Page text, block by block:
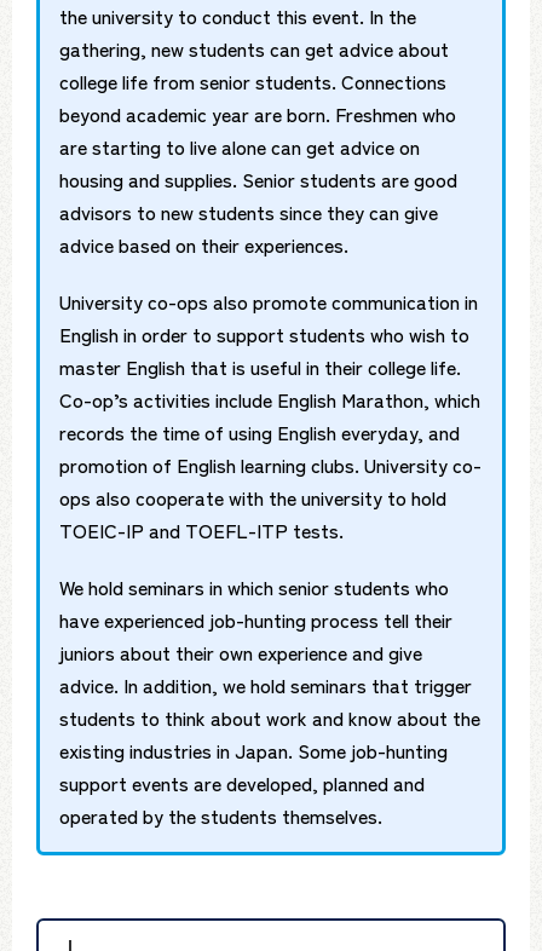
the university to conduct this event. In the
gathering, new students can get advice about
college life from senior students. Connections
beyond academic year are born. Freshmen who
are starting to live alone can get advice on
housing and supplies. Senior students are good
advisors to new students since they can give
advice based on their experiences.
University co-ops also promote communication in
English in order to support students who wish to
master English that is useful in their college life.
Co-op’s activities include English Marathon, which
records the time of using English everyday, and
promotion of English learning clubs. University co-
ops also cooperate with the university to hold
TOEIC-IP and TOEFL-ITP tests.
We hold seminars in which senior students who
have experienced job-hunting process tell their
juniors about their own experience and give
advice. In addition, we hold seminars that trigger
students to think about work and know about the
existing industries in Japan. Some job-hunting
support events are developed, planned and
operated by the students themselves.